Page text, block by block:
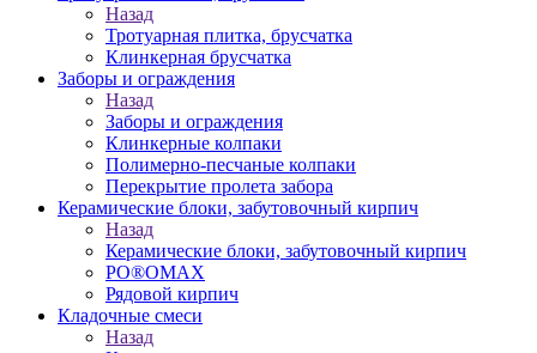
Назад
Тротуарная плитка, брусчатка
Клинкерная брусчатка
Заборы и ограждения
Назад
Заборы и ограждения
Клинкерные колпаки
Полимерно-песчаные колпаки
Перекрытие пролета забора
Керамические блоки, забутовочный кирпич
Назад
Керамические блоки, забутовочный кирпич
PO®OMAX
Рядовой кирпич
Кладочные смеси
Назад